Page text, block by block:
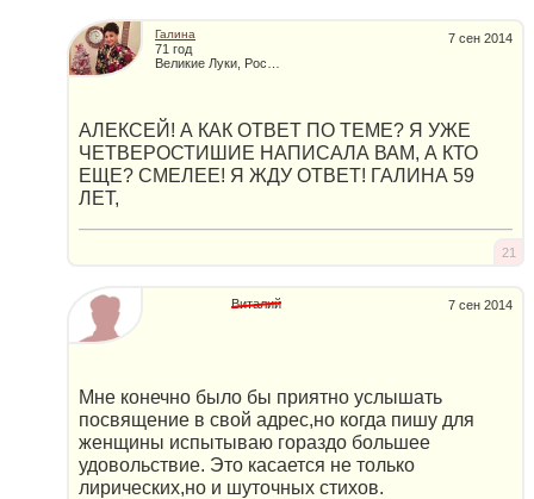
7 сен 2014
Галина
71 год
АЛЕКСЕЙ! А КАК ОТВЕТ ПО ТЕМЕ? Я УЖЕ
ЧЕТВЕРОСТИШИЕ НАПИСАЛА ВАМ, А КТО
ЕЩЕ? СМЕЛЕЕ! Я ЖДУ ОТВЕТ! ГАЛИНА 59
ЛЕТ,
21
7 сен 2014
Виталий
Мне конечно было бы приятно услышать
посвящение в свой адрес,но когда пишу для
женщины испытываю гораздо большее
удовольствие. Это касается не только
лирических,но и шуточных стихов.